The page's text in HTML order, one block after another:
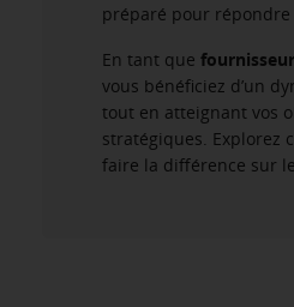
préparé pour répondre
En tant que
vous bénéficiez d’un
tout en atteignant vos
stratégiques. Explorez
faire la différence sur